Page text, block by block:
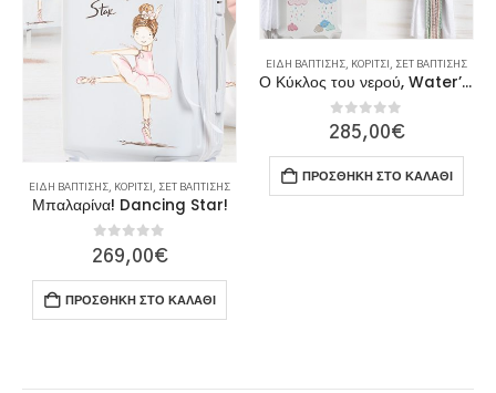
ΕΊΔΗ ΒΆΠΤΙΣΗΣ ΚΟΡΊΤΣΙ ΣΕΤ ΒΆΠΤΙΣΗΣ
Μπαλαρίνα! Dancing Star!
0out of 5
269,00€
ΠΡΟΣΘΉΚΗ ΣΤΟ ΚΑΛΆΘΙ
ΕΊΔΗ ΒΆΠΤΙΣΗΣ ΚΟΡΊΤΣΙ ΣΕΤ ΒΆΠΤΙΣΗΣ
Ο Κύκλος του νερού, Water’s circle
0out of 5
285,00€
ΠΡΟΣΘΉΚΗ ΣΤΟ ΚΑΛΆΘΙ